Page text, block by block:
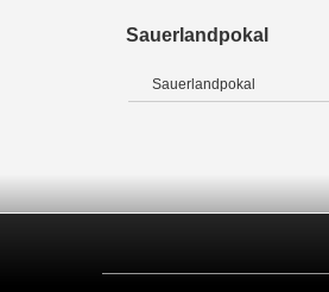
Sauerlandpokal
Sauerlandpokal